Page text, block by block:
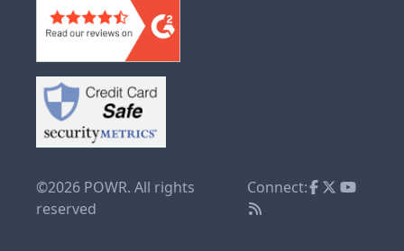
©2026 POWR. All rights
reserved
Connect: